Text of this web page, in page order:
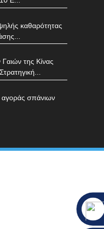
καθαρότητας
της Κίνας
αγοράς σπάνιων